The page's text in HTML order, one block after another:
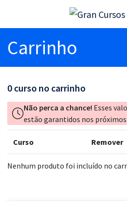
Carrinho
0 curso no carrinho
Não perca a chance! Esses
estão garantidos nos próximos
Curso Remover
Nenhum produto foi incluído no